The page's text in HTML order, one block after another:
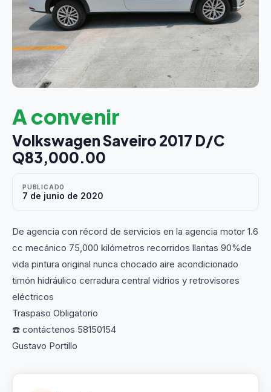
A convenir
Volkswagen Saveiro 2017 D/C
Q83,000.00
PUBLICADO
7 de junio de 2020
De agencia con récord de servicios en la agencia motor 1.6
cc mecánico 75,000 kilómetros recorridos llantas 90%de
vida pintura original nunca chocado aire acondicionado
timón hidráulico cerradura central vidrios y retrovisores
eléctricos
Traspaso Obligatorio
☎️ contáctenos 58150154
Gustavo Portillo